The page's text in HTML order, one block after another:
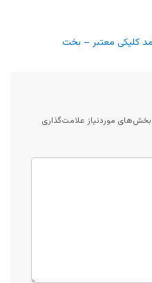
کلیکی معتبر – بخت
بخش‌های موردنیاز علامت‌گذاری